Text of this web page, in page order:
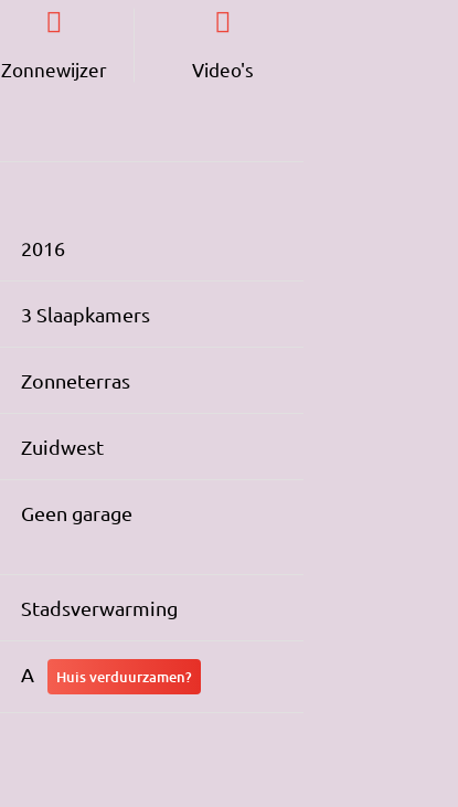
Zonnewijzer Video's
2016
3 Slaapkamers
Zonneterras
Zuidwest
Geen garage
Stadsverwarming
A Huis verduurzamen?